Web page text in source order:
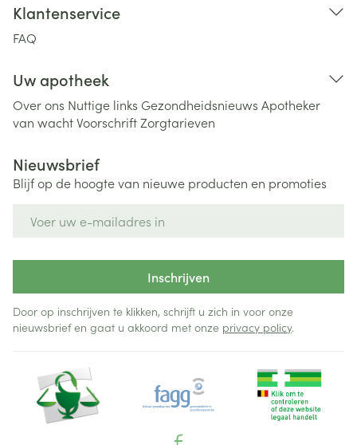
Klantenservice
FAQ
Uw apotheek
Over ons Nuttige links Gezondheidsnieuws Apotheker
van wachtVoorschriftZorgtarieven
Nieuwsbrief
Blijf op de hoogte van nieuwe producten en promoties
Inschrijven
Door op inschrijven te klikken, schrijft u zich in voor onze
nieuwsbrief en gaat u akkoord met onze privacy policy.